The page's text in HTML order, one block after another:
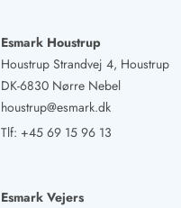
Esmark Houstrup
Houstrup Strandvej 4, Houstrup
DK-6830 Nørre Nebel
houstrup@esmark.dk
Tlf: +45 69 15 96 13
Esmark Vejers